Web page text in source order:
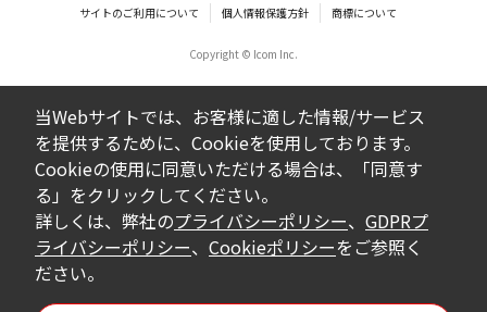
告なく改良及び変更される場合があります。
ダウンロードサービスに掲載していますBIOS/
ファームウェアデータにつきましては、パソ
コンの基本システムを制御する重要なデータ
ですから、データの書換中に誤操作や中断に
よって失敗した場合、パソコンが正常に動作
しなくなります。お客様がBIOS/ファームウェ
アデータの書換に失敗され、正常に動作しな
くなった場合、弊社営業所サービス係におき
まして、有償で修理をさせていただきます。
サイトのご利用について 個人情報保護方針 商標について
Copyright © Icom Inc.
当Webサイトでは、お客様に適した情報/サービス
を提供するために、Cookieを使用しております。
Cookieの使用に同意いただける場合は、「同意す
る」をクリックしてください。
詳しくは、弊社のプライバシーポリシー、 GDPRプ
ライバシーポリシー、 Cookieポリシーをご参照く
ださい。